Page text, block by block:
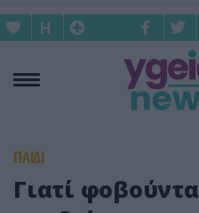
ΠΑΙΔΙ
Γιατί